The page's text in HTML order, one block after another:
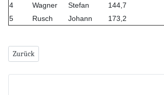
4
Wagner Stefan 144,7
5
Rusch Johann 173,2
Vorheriger Beitrag: Schützenkönige 2013
Zurück